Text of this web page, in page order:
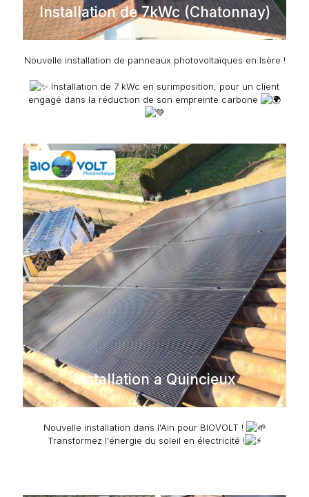
Installation de 7kWc (Chatonnay)
Nouvelle installation de panneaux photovoltaïques en Isère !
Installation de 7 kWc en surimposition, pour un client
engagé dans la réduction de son empreinte carbone
Installation a Quincieux
Nouvelle installation dans l'Ain pour BIOVOLT !
Transformez l'énergie du soleil en électricité !